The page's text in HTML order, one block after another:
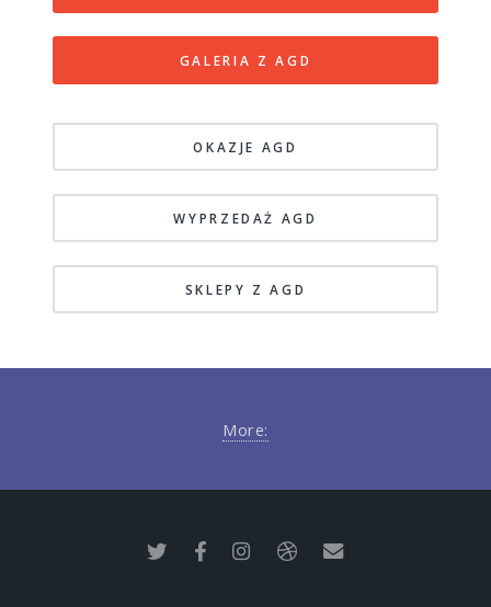
GALERIA Z AGD
OKAZJE AGD
WYPRZEDAŻ AGD
SKLEPY Z AGD
More: